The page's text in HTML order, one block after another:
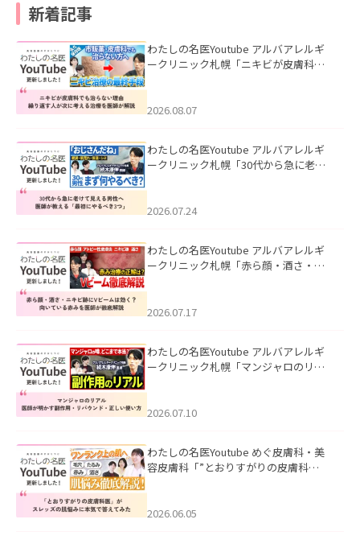
新着記事
わたしの名医Youtube アルバアレルギ
ークリニック札幌「ニキビが皮膚科で
ました。
2026.08.07
わたしの名医Youtube アルバアレルギ
ークリニック札幌「30代から急に老け
た。
2026.07.24
わたしの名医Youtube アルバアレルギ
ークリニック札幌「赤ら顔・酒さ・ニ
した。
2026.07.17
わたしの名医Youtube アルバアレルギ
ークリニック札幌「マンジャロのリア
た。
2026.07.10
わたしの名医Youtube めぐ皮膚科・美
容皮膚科「”とおりすがりの皮膚科
2026.06.05